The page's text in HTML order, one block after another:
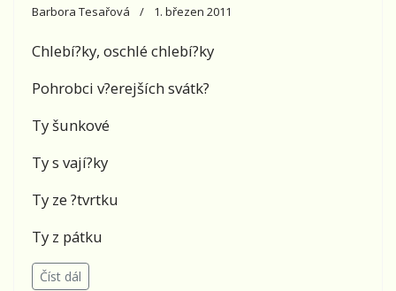
Barbora Tesařová 1. březen 2011
Chlebí?ky, oschlé chlebí?ky
Pohrobci v?erejších svátk?
Ty šunkové
Ty s vají?ky
Ty ze ?tvrtku
Ty z pátku
Číst dál